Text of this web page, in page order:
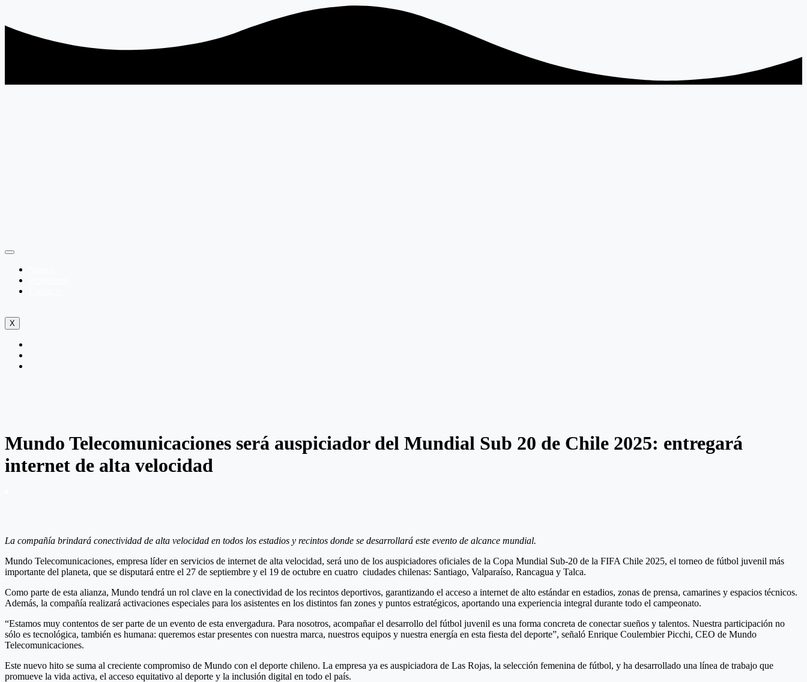
X
Mundo Telecomunicaciones será auspiciador del Mundial Sub 20 de Chile 2025: entregará
internet de alta velocidad
La compañía brindará conectividad de alta velocidad en todos los estadios y recintos donde se desarrollará este evento de alcance mundial.
Mundo Telecomunicaciones, empresa líder en servicios de internet de alta velocidad, será uno de los auspiciadores oficiales de la Copa Mundial Sub-20 de la FIFA Chile 2025, el torneo de fútbol juvenil más
importante del planeta, que se disputará entre el 27 de septiembre y el 19 de octubre en cuatro ciudades chilenas: Santiago, Valparaíso, Rancagua y Talca.
Como parte de esta alianza, Mundo tendrá un rol clave en la conectividad de los recintos deportivos, garantizando el acceso a internet de alto estándar en estadios, zonas de prensa, camarines y espacios técnicos.
Además, la compañía realizará activaciones especiales para los asistentes en los distintos fan zones y puntos estratégicos, aportando una experiencia integral durante todo el campeonato.
“Estamos muy contentos de ser parte de un evento de esta envergadura. Para nosotros, acompañar el desarrollo del fútbol juvenil es una forma concreta de conectar sueños y talentos. Nuestra participación no
sólo es tecnológica, también es humana: queremos estar presentes con nuestra marca, nuestros equipos y nuestra energía en esta fiesta del deporte”, señaló Enrique Coulembier Picchi, CEO de Mundo
Telecomunicaciones.
Este nuevo hito se suma al creciente compromiso de Mundo con el deporte chileno. La empresa ya es auspiciadora de Las Rojas, la selección femenina de fútbol, y ha desarrollado una línea de trabajo que
promueve la vida activa, el acceso equitativo al deporte y la inclusión digital en todo el país.